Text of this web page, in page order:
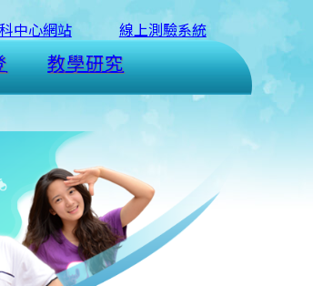
中心網站 線上測驗系統
教學研究